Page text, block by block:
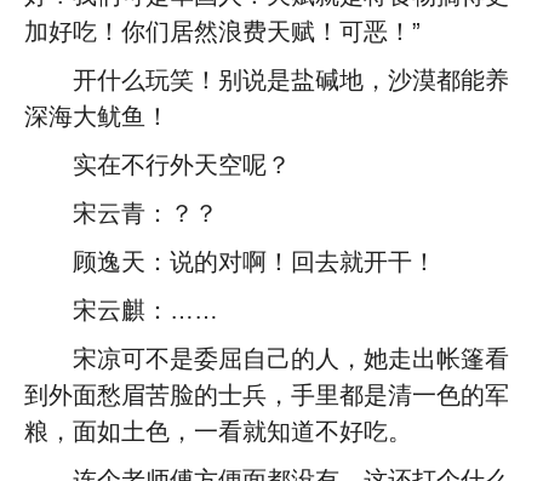
加好吃！你们居然浪费天赋！可恶！”
开什么玩笑！别说是盐碱地，沙漠都能养
深海大鱿鱼！
实在不行外天空呢？
宋云青：？？
顾逸天：说的对啊！回去就开干！
宋云麒：……
宋凉可不是委屈自己的人，她走出帐篷看
到外面愁眉苦脸的士兵，手里都是清一色的军
粮，面如土色，一看就知道不好吃。